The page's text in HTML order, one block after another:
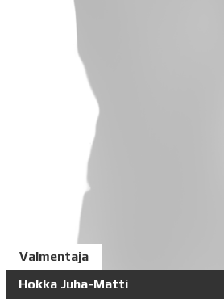
Valmentaja
Hokka Juha-Matti